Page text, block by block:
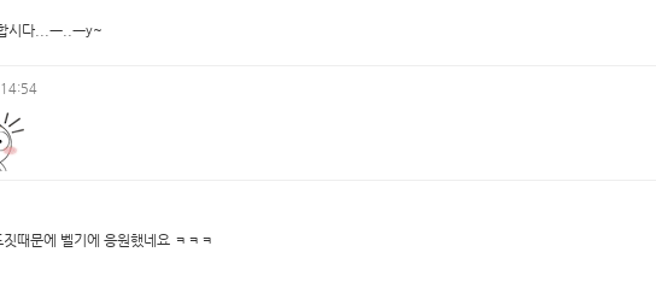
시다...ㅡ..ㅡy~
때문에 벨기에 응원했네요 ㅋㅋㅋ